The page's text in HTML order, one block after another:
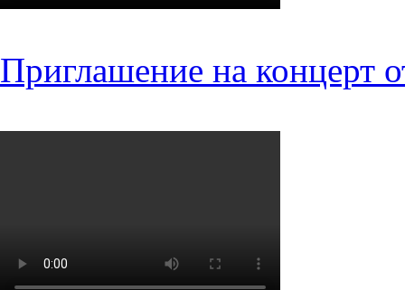
Приглашение на концерт